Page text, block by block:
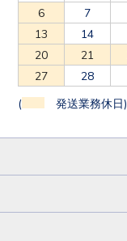
6
7
13
14
20
21
27
28
( 発送業務休日)